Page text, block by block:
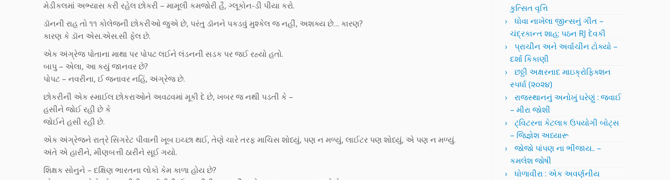
મેડીકલમાં અભ્યાસ કરી રહેલ છોકરી – મામૂલી કમજોરી હૈ, ગ્લૂકોન-ડી પીયા કરો.
ડૉનની રાહ તો ૧૧ કોલેજની છોકરીઓ જુએ છે, પરંતુ ડૉનને પકડવું મુશ્કેલ જ નહીં, અશક્ય છે… કારણ?
કારણ કે ડૉન એસ.એસ.સી ફેલ છે.
એક અંગ્રેજ પોતાના માથા પર પોપટ લઈને લંડનની સડક પર જઈ રહ્યો હતો.
બાપુ – એલા, આ કયું જાનવર છે?
પોપટ – નવરીના, ઈ જનાવર નહિં, અંગ્રેજ છે.
છોકરીની એક સ્માઈલ છોકરાઓને અવઢવમાં મૂકી દે છે, ખબર જ નથી પડતી કે –
હસીને જોઈ રહી છે કે
જોઈને હસી રહી છે.
એક અંગ્રેજને રાત્રે સિગરેટ પીવાની ખૂબ ઇચ્છા થઈ, તેણે ચારે તરફ માચિસ શોધ્યું, પણ ન મળ્યું, લાઈટર પણ શોધ્યું, એ પણ ન મળ્યું.
અંતે એ હારીને, મીણબત્તી ઠારીને સૂઈ ગયો.
શિક્ષક સોનુને – દક્ષિણ ભારતના લોકો કેમ કાળા હોય છે?
કુત્સિત વૃત્તિ
ધોવા નાખેલા જીન્સનું ગીત –
ચંદ્રકાન્ત શાહ; પઠન RJ દેવકી
પ્રાચીન અને અર્વાચીન ટોક્યો –
દર્શા કિકાણી
છઠ્ઠી અક્ષરનાદ માઇક્રોફિક્શન
સ્પર્ધા (૨૦૨૪)
રાજસ્થાનનું અનોખું ઘરેણું : જવાઈ
– મીરા જોશી
ટ્વિટરના કેટલાક ઉપયોગી બોટ્સ
– જિજ્ઞેશ અધ્યારૂ
જોજો પાંપણ ના ભીંજાય.. –
કમલેશ જોષી
ધોળાવીરા : એક અવર્ણનીય